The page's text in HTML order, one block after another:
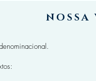
NOSSA